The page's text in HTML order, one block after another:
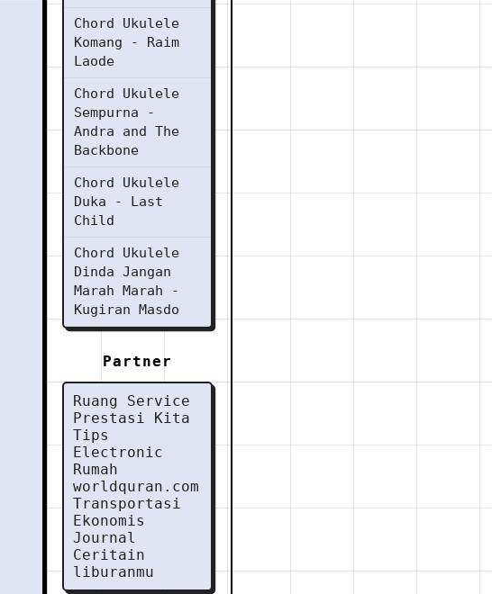
Chord Ukulele
Komang - Raim
Laode
Chord Ukulele
Sempurna -
Andra and The
Backbone
Chord Ukulele
Duka - Last
Child
Chord Ukulele
Dinda Jangan
Marah Marah -
Kugiran Masdo
Partner
Ruang Service
Prestasi Kita
Tips
Electronic
Rumah
worldquran.com
Transportasi
Ekonomis
Journal
Ceritain
liburanmu